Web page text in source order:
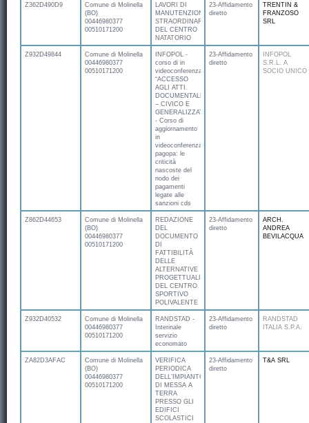
Z362D490D9
Comune di Molinella
(BO)
00446980377
00510171200
LAVORI DI
MANUTENZIONE
STRAORDINARIA
DEL CENTRO
NATATORIO
23-Affidamento
diretto
TRENTIN &
FRANZOSO
SRL
Z932D49844
Comune di Molinella
00446980377
00510171200
INFOPOL -
corso di in
videoconferenza
“ACCESSO
AGLI ATTI.
DOCUMENTALE
– CIVICO E
GENERALIZZATO”
- Corso di
aggiornamento
in
videoconferenza
pagopa: le
criticità
nascoste del
nodo dei
pagamenti
legate alle
sanzioni cds
23-Affidamento
diretto
INFOPOL
S.R.L. A
SOCIO UNICO
Z862D44653
Comune di Molinella
(BO)
00446980377
00510171200
REDAZIONE
DEL
DOCUMENTO
DI
FATTIBILITÀ
DELLE
ALTERNATIVE
PROGETTUALI
DEL CENTRO
SPORTIVO
POLIVALENTE
23-Affidamento
diretto
ARCH.
ANDREA
BEVILACQUA
Z932D40532
Comune di Molinella
00446980377
00510171200
RANDSTAD -
Interinale
servizio
economato
23-Affidamento
diretto
RANDSTAD
ITALIA S.P.A.
ZA82D3AFAC
Comune di Molinella
(BO)
00446980377
00510171200
VERIFICA
PERIODICA
DELL’IMPIANTO
DI MESSA A
TERRA
PRESSO GLI
EDIFICI
SCOLASTICI
23-Affidamento
diretto
T&A SRL